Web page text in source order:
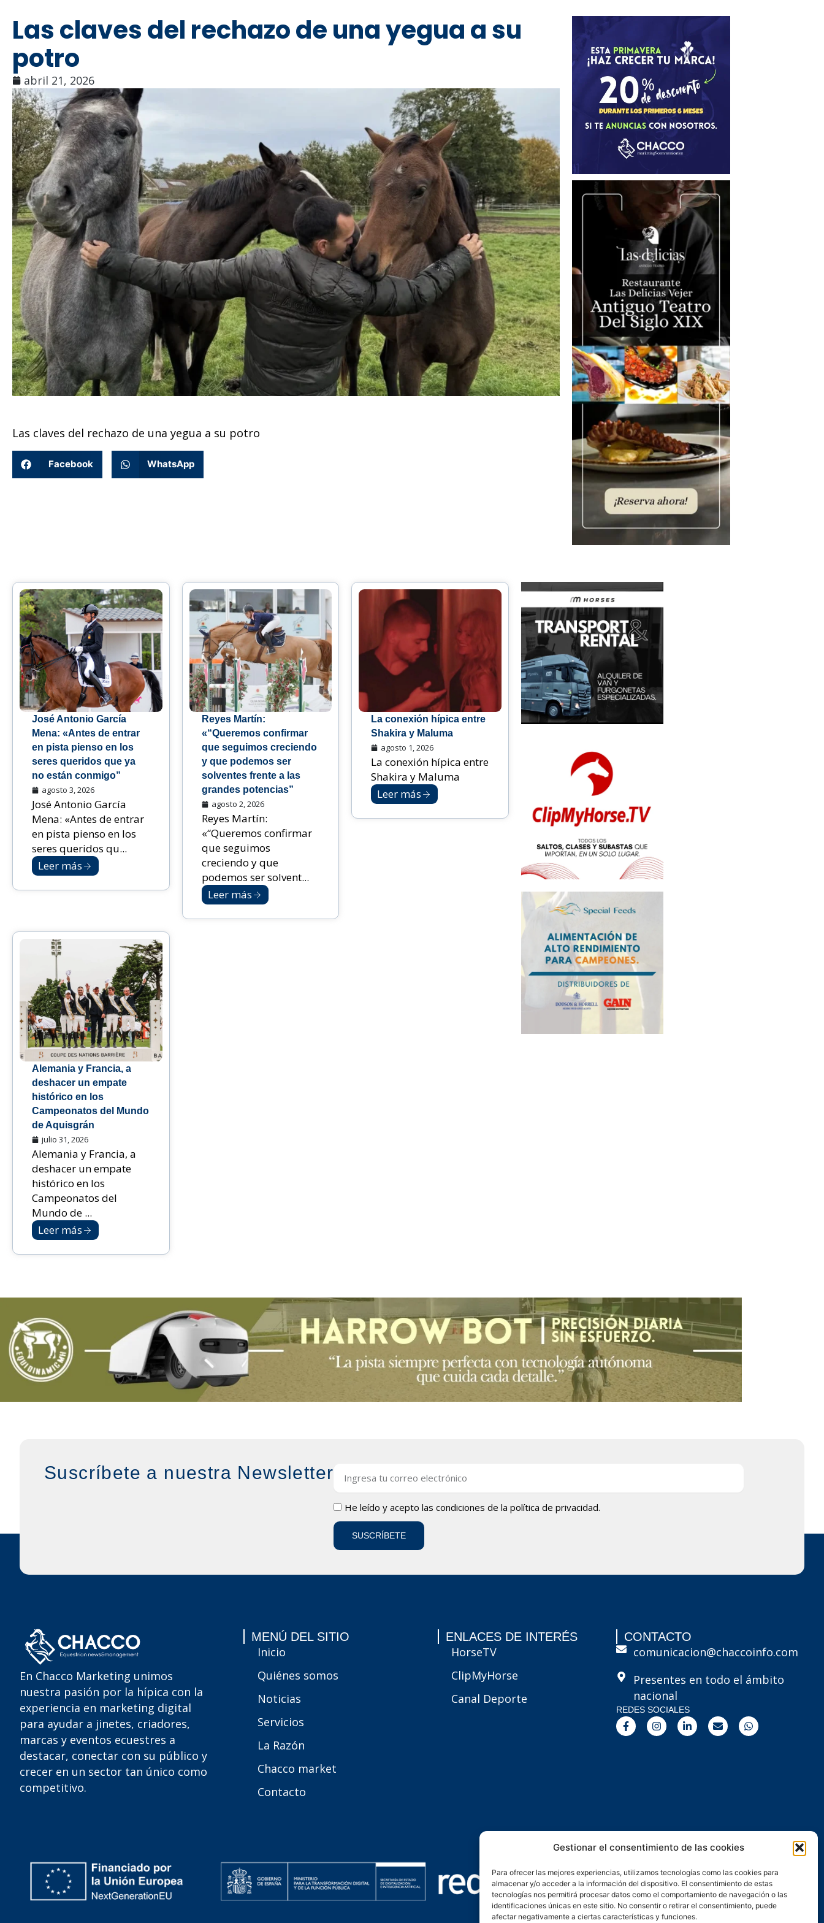
Gestionar el consentimiento de las cookies
Para ofrecer las mejores experiencias, utilizamos tecnologías como las cookies para
almacenar y/o acceder a la información del dispositivo. El consentimiento de estas
tecnologías nos permitirá procesar datos como el comportamiento de navegación o las
identificaciones únicas en este sitio. No consentir o retirar el consentimiento, puede
afectar negativamente a ciertas características y funciones.
Las claves del rechazo de una yegua a su
potro
abril 21, 2026
Las claves del rechazo de una yegua a su potro
Facebook WhatsApp
José Antonio García
Mena: «Antes de entrar
en pista pienso en los
seres queridos que ya
no están conmigo”
agosto 3, 2026
José Antonio García
Mena: «Antes de entrar
en pista pienso en los
seres queridos qu...
Leer más
Reyes Martín:
«“Queremos confirmar
que seguimos creciendo
y que podemos ser
solventes frente a las
grandes potencias”
agosto 2, 2026
Reyes Martín:
«“Queremos confirmar
que seguimos
creciendo y que
podemos ser solvent...
Leer más
La conexión hípica entre
Shakira y Maluma
agosto 1, 2026
La conexión hípica entre
Shakira y Maluma
Leer más
Alemania y Francia, a
deshacer un empate
histórico en los
Campeonatos del Mundo
de Aquisgrán
julio 31, 2026
Alemania y Francia, a
deshacer un empate
histórico en los
Campeonatos del
Mundo de ...
Leer más
Suscríbete a nuestra Newsletter
LOPDHe leído y acepto las condiciones de lapolítica de privacidad.
SUSCRÍBETE
En Chacco Marketing unimos
nuestra pasión por la hípica con la
experiencia en marketing digital
para ayudar a jinetes, criadores,
marcas y eventos ecuestres a
destacar, conectar con su público y
crecer en un sector tan único como
competitivo.
MENÚ DEL SITIO
Inicio
Quiénes somos
Noticias
Servicios
La Razón
Chacco market
Contacto
ENLACES DE INTERÉS
HorseTV
ClipMyHorse
Canal Deporte
CONTACTO
comunicacion@chaccoinfo.com
Presentes en todo el ámbito
nacional
REDES SOCIALES
F
a
c
I
n
s
L
i
n
E
n
v
W
h
a